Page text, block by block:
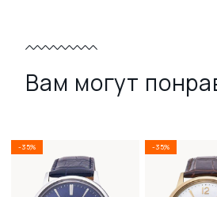
Вам могут
-35% -35%